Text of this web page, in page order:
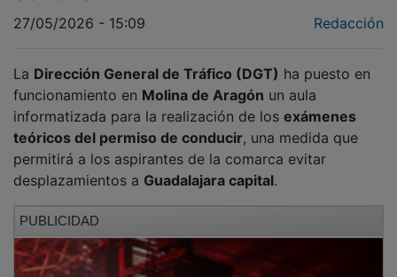
funcionamiento enMolina de Aragón un aula
informatizada para la realización de los exámenes
teóricos del permiso de conducir, una medida que
permitirá a los aspirantes de la comarca evitar
desplazamientos aGuadalajara capital.